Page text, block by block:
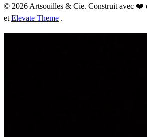
© 2026 Artsouilles & Cie. Construit avec ❤️
et Elevate Theme .